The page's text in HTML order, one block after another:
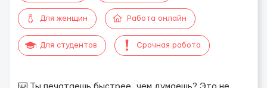
Для женщин Работа онлайн
Для студентов Срочная работа